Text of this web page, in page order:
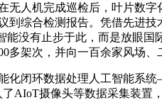
人机完成巡检后，叶片数
综合检测报告。凭借先进
没有止步于此，而是放眼
架次，并向一百余家风场
闭环数据处理人工智能系
AIoT摄像头等数据采集装